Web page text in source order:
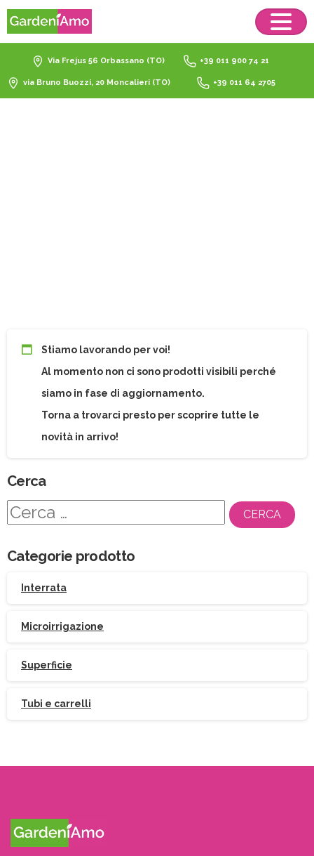
Via Frejus 56 Orbassano (TO) +39 011 900 74 21
via Bruno Buozzi, 20 Moncalieri (TO) +39 011 64 2705
Stiamo lavorando per voi!
Al momento non ci sono prodotti visibili perché
siamo in fase di aggiornamento.
Torna a trovarci presto per scoprire tutte le
novità in arrivo!
Cerca
Ricerca
Categorie prodotto
Interrata
Microirrigazione
Superficie
Tubi e carrelli
Iscriviti